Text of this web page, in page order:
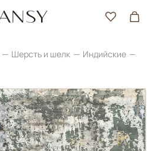
Шерсть и шелк
Индийские